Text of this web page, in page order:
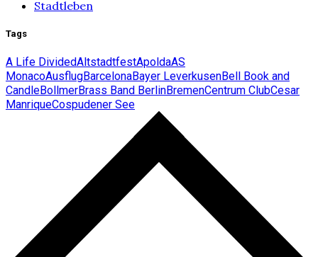
Stadtleben
Tags
A Life DividedAltstadtfestApoldaAS
MonacoAusflugBarcelonaBayer LeverkusenBell Book and
CandleBollmerBrass Band BerlinBremenCentrum ClubCesar
ManriqueCospudener See